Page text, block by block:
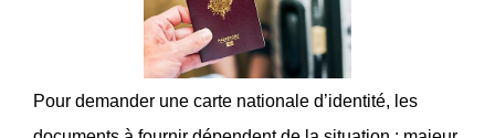
Pour demander une carte nationale d’identité, les